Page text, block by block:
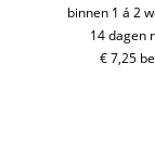
aantalbinnen 1 á 2
14 dagen
€ 7,25